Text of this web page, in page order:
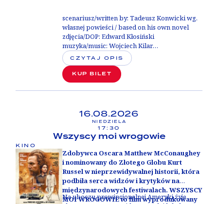
scenariusz/written by: Tadeusz Konwicki wg.
własnej powieści / based on his own novel
zdjęcia/DOP: Edward Kłosiński
muzyka/music: Wojciech Kilar
obsada/cast: Paulina Młynarska, Piotr
Wawrzyńczak, Joanna Szczepkowska,
Leonard Pietraszak
CZYTAJ OPIS
KUP BILET
16.08.2026
NIEDZIELA
17:30
Wszyscy moi wrogowie
KINO
Zdobywca Oscara Matthew McConaughey
i nominowany do Złotego Globu Kurt
Russel w nieprzewidywalnej historii, która
podbiła serca widzów i krytyków na
międzynarodowych festiwalach. WSZYSCY
MOI WROGOWIE to film wyprodukowany
Na uboczu prowincjonalnej Ameryki żyje